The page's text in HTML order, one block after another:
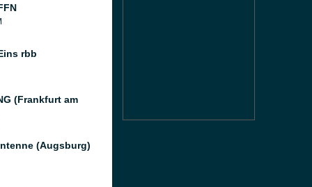
rbb
(Frankfurt am
(Augsburg)